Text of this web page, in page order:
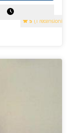
5 (1 recensioni)